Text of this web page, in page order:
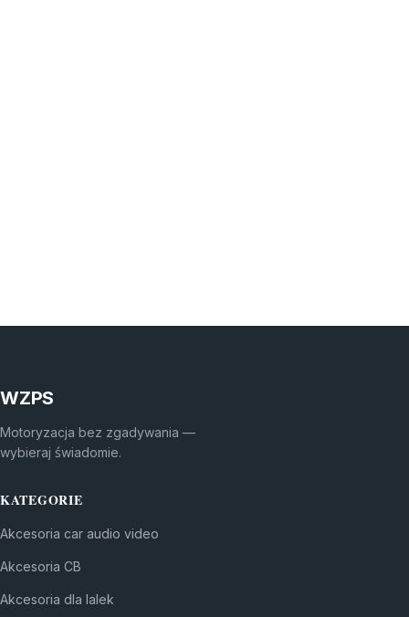
WZPS
Motoryzacja bez zgadywania —
wybieraj świadomie.
KATEGORIE
Akcesoria car audio video
Akcesoria CB
Akcesoria dla lalek